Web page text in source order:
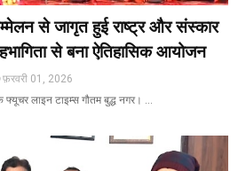
से जागृत हुई राष्ट्र और संस्कार
से बना ऐतिहासिक आयोजन
फ़रवरी 01, 2026
फ्यूचर लाइन टाइम्स गौतम बुद्ध नगर। …